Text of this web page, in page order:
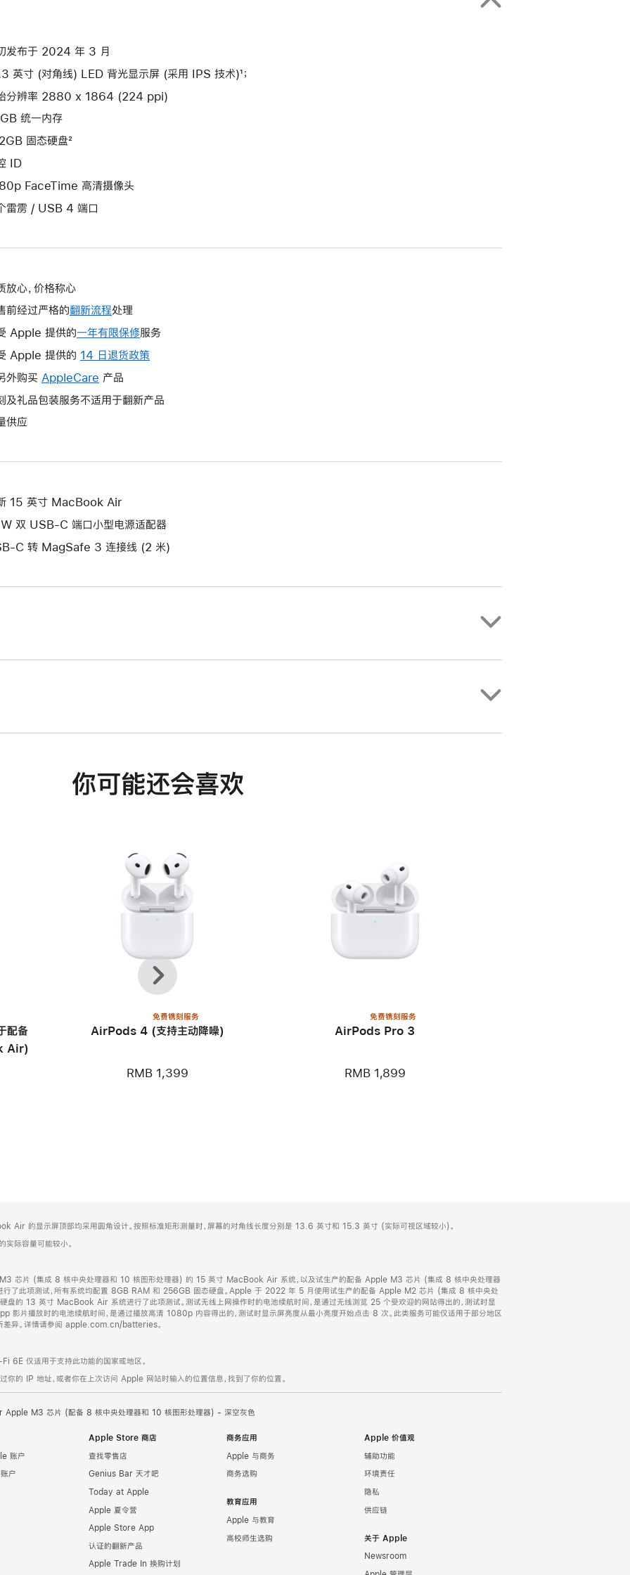
发布于 2024 年 3 月
英寸 (对角线) LED 背光显示屏 (采用 IPS 技术)¹；
分辨率 2880 x 1864 (224 ppi)
统一内存
固态硬盘²
ID
FaceTime 高清摄像头
雷雳 / USB 4 端口
放心，价格称心
前经过严格的翻新流程处理
Apple 提供的一年有限保修此
操
打
服务
Apple 提供的 14 日退货政策
将
新
外购买 AppleCare 此
操
开
的
窗
产品
及礼品包装服务不适用于翻新产品
供应
15 英寸 MacBook Air
双 USB-C 端口小型电源适配器
C 转 MagSafe 3 连接线 (2 米)
你可能还会喜欢
配备
Air)
免费镌刻服务
AirPods 4 (支持主动降噪)
RMB 1,399
免费镌刻服务
AirPods Pro 3
RMB 1,899
上
一
个
下
一
个
Air 的显示屏顶部均采用圆角设计。按照标准矩形测量时，屏幕的对角线长度分别是 13.6 英寸和 15.3 英寸 (实际可视区域较小)。
际容量可能较小。
芯片 (集成 8 核中央处理器和 10 核图形处理器) 的 15 英寸 MacBook Air 系统，以及试生产的配备 Apple M3 芯片 (集成 8 核中央处理器
了此项测试，所有系统均配置 8GB RAM 和 256GB 固态硬盘。Apple 于 2022 年 5 月使用试生产的配备 Apple M2 芯片 (集成 8 核中央处
的 13 英寸 MacBook Air 系统进行了此项测试。测试无线上网操作时的电池续航时间，是通过无线浏览 25 个受欢迎的网站得出的，测试时显
影片播放时的电池续航时间，是通过播放高清 1080p 内容得出的，测试时显示屏亮度从最小亮度开始点击 8 次。此类服务可能仅适用于部分地区
差异。详情请参阅 apple.com.cn/batteries。
6E 仅适用于支持此功能的国家或地区。
你的 IP 地址，或者你在上次访问 Apple 网站时输入的位置信息，找到了你的位置。
M3 芯片 (配备 8 核中央处理器和 10 核图形处理器) - 深空灰色
账户
户
Apple Store 商店
查找零售店
Genius Bar 天才吧
Today at Apple
Apple 夏令营
Apple Store App
认证的翻新产品
Apple Trade In 换购计划
商务应用
Apple 与商务
商务选购
教育应用
Apple 与教育
高校师生选购
Apple 价值观
辅助功能
环境责任
隐私
供应链
关于 Apple
Newsroom